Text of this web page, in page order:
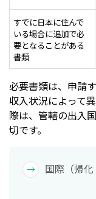
すでに日本に住んで
いる場合に追加で必
要となることがある
書類
必要書類は、申請
収入状況によって
際は、管轄の出入
切です。
国際（帰